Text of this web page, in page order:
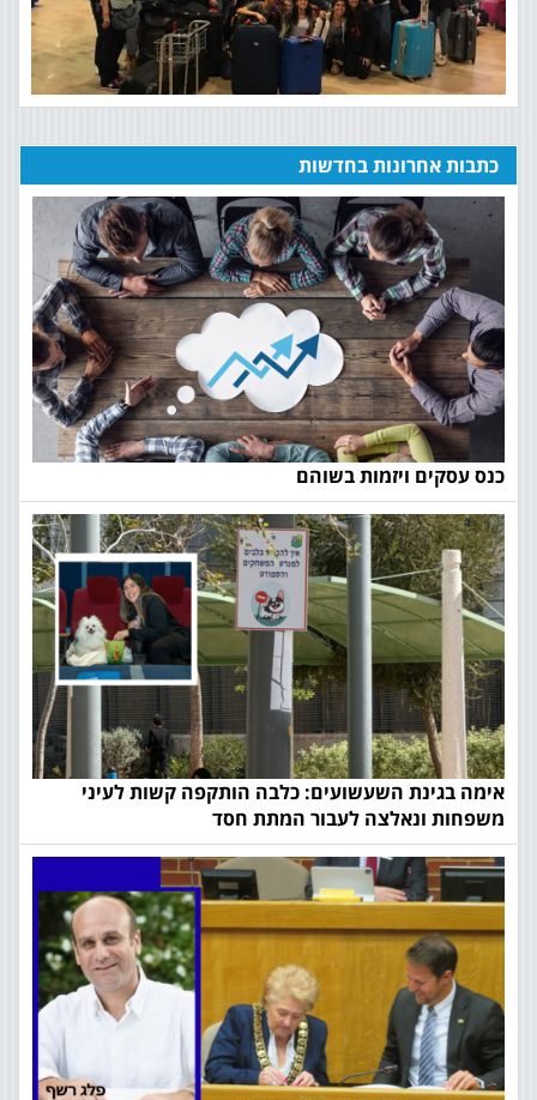
כתבות אחרונות בחדשות
כנס עסקים ויזמות בשוהם
אימה בגינת השעשועים: כלבה הותקפה קשות לעיני
משפחות ונאלצה לעבור המתת חסד